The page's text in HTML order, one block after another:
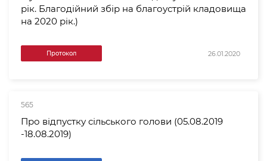
рік. Благодійний збір на благоустрій кладовища
на 2020 рік.)
Протокол 26.01.2020
565
Про відпустку сільського голови (05.08.2019
-18.08.2019)